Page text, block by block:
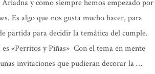
Ariadna y como siempre hemos empezado por
Es algo que nos gusta mucho hacer, para
partida para decidir la temática del cumple.
«Perritos y Piñas» Con el tema en mente
invitaciones que pudieran decorar la …